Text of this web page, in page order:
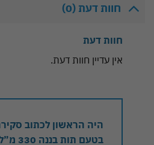
חוות דעת (0)
חוות דעת
אין עדיין חוות דעת.
היה הראשון לכתוב
בטעם תות בננה 330 מ”ל- 24 יח’”